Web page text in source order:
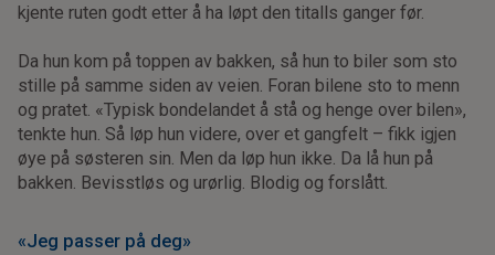
kjente ruten godt etter å ha løpt den titalls ganger før.
Da hun kom på toppen av bakken, så hun to biler som sto
stille på samme siden av veien. Foran bilene sto to menn
og pratet. «Typisk bondelandet å stå og henge over bilen»,
tenkte hun. Så løp hun videre, over et gangfelt – fikk igjen
øye på søsteren sin. Men da løp hun ikke. Da lå hun på
bakken. Bevisstløs og urørlig. Blodig og forslått.
«Jeg passer på deg»